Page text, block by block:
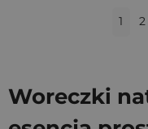
1 2
Woreczki